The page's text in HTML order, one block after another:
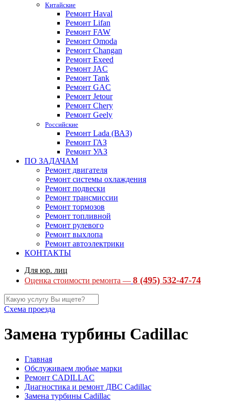
Китайские
Ремонт Haval
Ремонт Lifan
Ремонт FAW
Ремонт Omoda
Ремонт Changan
Ремонт Exeed
Ремонт JAC
Ремонт Tank
Ремонт GAC
Ремонт Jetour
Ремонт Chery
Ремонт Geely
Российские
Ремонт Lada (ВАЗ)
Ремонт ГАЗ
Ремонт УАЗ
ПО ЗАДАЧАМ
Ремонт двигателя
Ремонт системы охлаждения
Ремонт подвески
Ремонт трансмиссии
Ремонт тормозов
Ремонт топливной
Ремонт рулевого
Ремонт выхлопа
Ремонт автоэлектрики
КОНТАКТЫ
Для юр. лиц
Оценка стоимости ремонта — 8 (495) 532-47-74
Схема проезда
Замена турбины Cadillac
Главная
Обслуживаем любые марки
Ремонт CADILLAC
Диагностика и ремонт ДВС Cadillac
Замена турбины Cadillac